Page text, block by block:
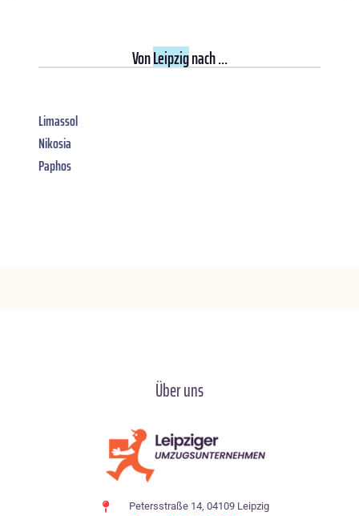
VonLeipzignach ...
Limassol
Nikosia
Paphos
Über uns
Petersstraße 14, 04109 Leipzig